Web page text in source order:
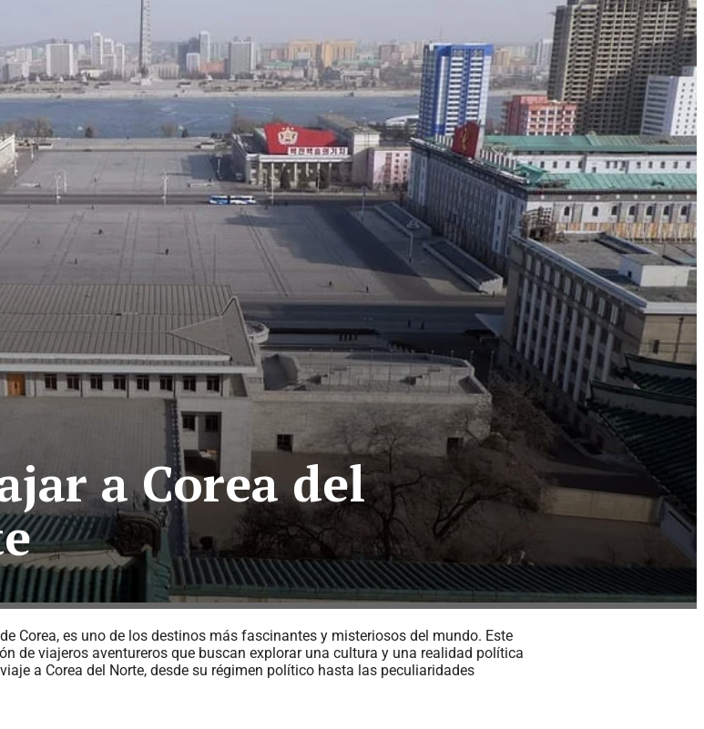
a Corea del
Corea, es uno de los destinos más fascinantes y misteriosos del mundo. Este
de viajeros aventureros que buscan explorar una cultura y una realidad política
a Corea del Norte, desde su régimen político hasta las peculiaridades